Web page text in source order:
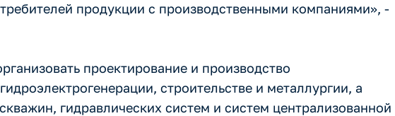
продукции с производственными компаниями», -
проектирование и производство
строительстве и металлургии, а
гидравлических систем и систем централизованной